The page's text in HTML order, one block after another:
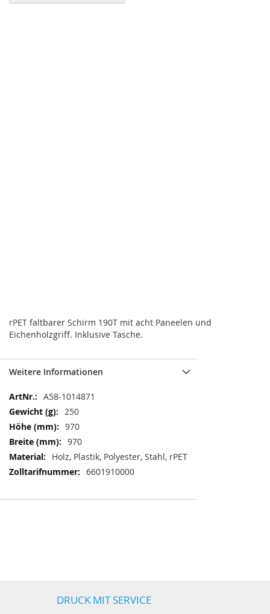
rPET faltbarer Schirm 190T mit acht Paneelen und
Eichenholzgriff. Inklusive Tasche.
Weitere Informationen
Weitere
Informationen
A58-1014871
250
970
970
Holz, Plastik, Polyester, Stahl, rPET
6601910000
DRUCK MIT SERVICE